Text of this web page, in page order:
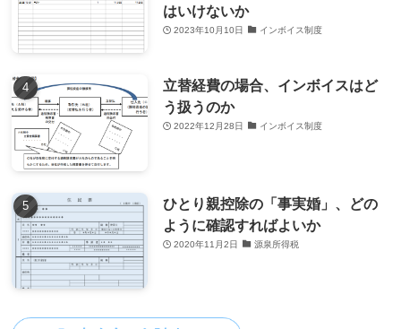
はいけないか
2023年10月10日 インボイス制度
立替経費の場合、インボイスはど
う扱うのか
2022年12月28日 インボイス制度
ひとり親控除の「事実婚」、どの
ように確認すればよいか
2020年11月2日 源泉所得税